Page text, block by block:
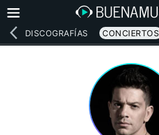
DISCOGRAFÍAS CONCIERTOS